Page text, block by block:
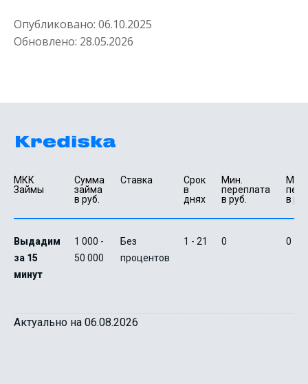
Опубликовано: 06.10.2025
Обновлено: 28.05.2026
МКК
Займы
Сумма
займа
в руб.
Ставка
Срок
в
днях
Мин.
переплата
в руб.
в
Выдадим
за 15
минут
1 000 -
50 000
Без
процентов
1 - 21 0 0
Актуально на 06.08.2026